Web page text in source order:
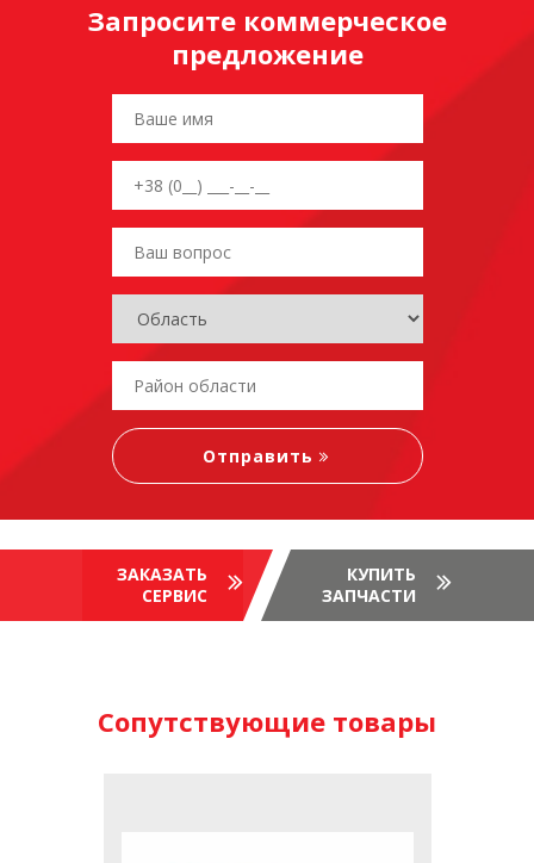
Запросите коммерческое
предложение
ЗАКАЗАТЬ
СЕРВИС
КУПИТЬ
ЗАПЧАСТИ
Сопутствующие товары